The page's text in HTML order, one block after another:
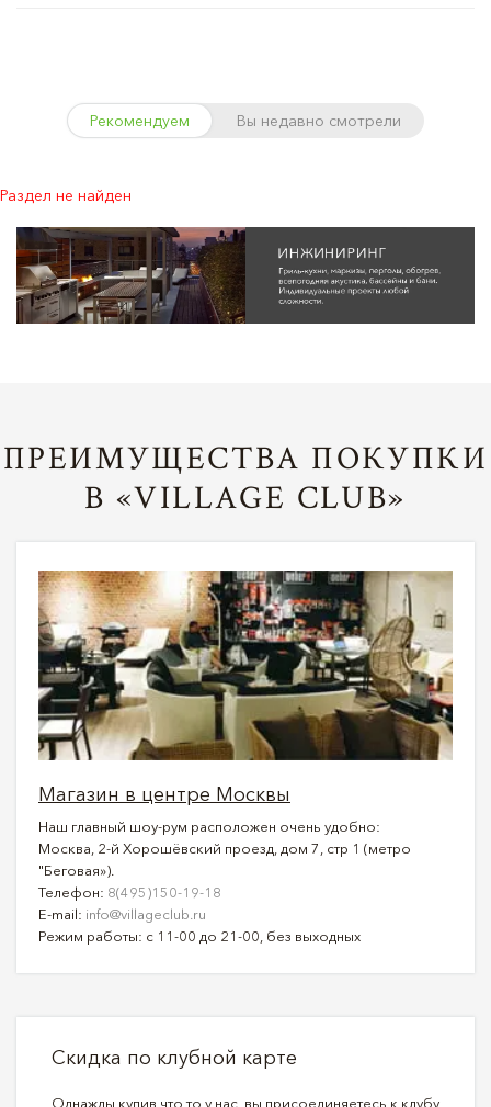
Рекомендуем Вы недавно смотрели
Раздел не найден
ПРЕИМУЩЕСТВА ПОКУПКИ
В «VILLAGE CLUB»
Магазин в центре Москвы
Наш главный шоу-рум расположен очень удобно:
Москва, 2-й Хорошёвский проезд, дом 7, стр 1 (метро
"Беговая»).
Телефон: 8(495)150-19-18
E-mail: info@villageclub.ru
Режим работы: с 11-00 до 21-00, без выходных
Скидка по клубной карте
Однажды купив что то у нас, вы присоединяетесь к клубу